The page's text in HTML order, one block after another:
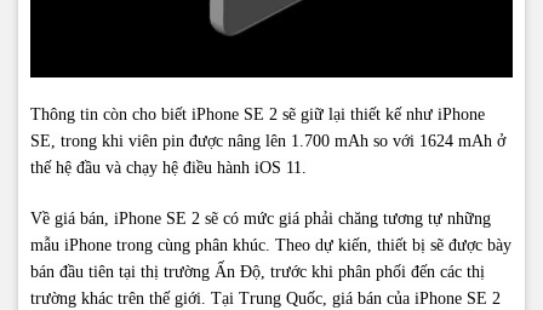
Thông tin còn cho biết iPhone SE 2 sẽ giữ lại thiết kế như iPhone
SE, trong khi viên pin được nâng lên 1.700 mAh so với 1624 mAh ở
thế hệ đầu và chạy hệ điều hành iOS 11.
Về giá bán, iPhone SE 2 sẽ có mức giá phải chăng tương tự những
mẫu iPhone trong cùng phân khúc. Theo dự kiến, thiết bị sẽ được bày
bán đầu tiên tại thị trường Ấn Độ, trước khi phân phối đến các thị
trường khác trên thế giới. Tại Trung Quốc, giá bán của iPhone SE 2